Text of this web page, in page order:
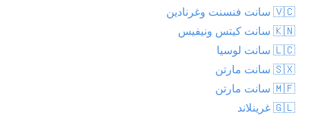
🇻🇨 سانت فنسنت وغرنادين
🇰🇳 سانت كيتس ونيفيس
🇱🇨 سانت لوسيا
🇸🇽 سانت مارتن
🇲🇫 سانت مارتن
🇬🇱 غرينلاند